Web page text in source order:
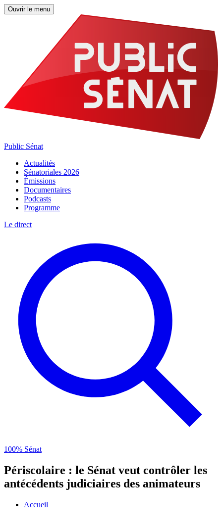
Ouvrir le menu
Public Sénat
Actualités
Sénatoriales 2026
Émissions
Documentaires
Podcasts
Programme
Le direct
100% Sénat
Périscolaire : le Sénat veut contrôler les
antécédents judiciaires des animateurs
Accueil